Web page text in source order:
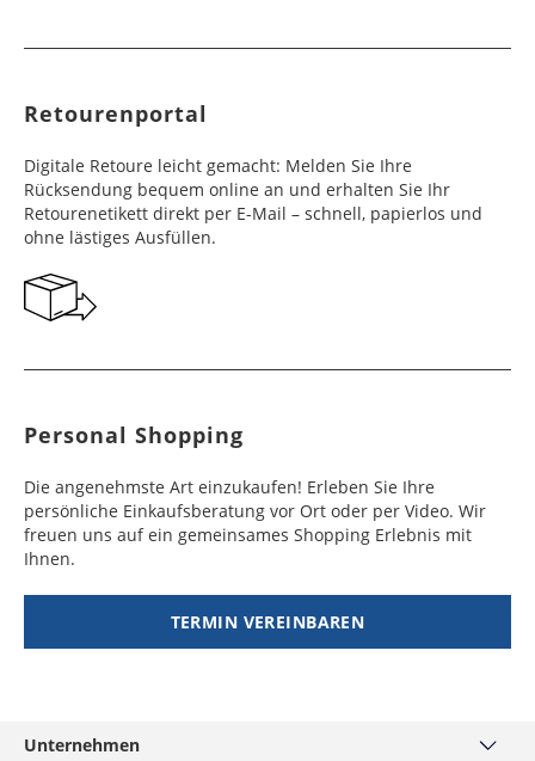
Retourenportal
Digitale Retoure leicht gemacht: Melden Sie Ihre
Rücksendung bequem online an und erhalten Sie Ihr
Retourenetikett direkt per E-Mail – schnell, papierlos und
ohne lästiges Ausfüllen.
Personal Shopping
Die angenehmste Art einzukaufen! Erleben Sie Ihre
persönliche Einkaufsberatung vor Ort oder per Video. Wir
freuen uns auf ein gemeinsames Shopping Erlebnis mit
Ihnen.
TERMIN VEREINBAREN
Unternehmen